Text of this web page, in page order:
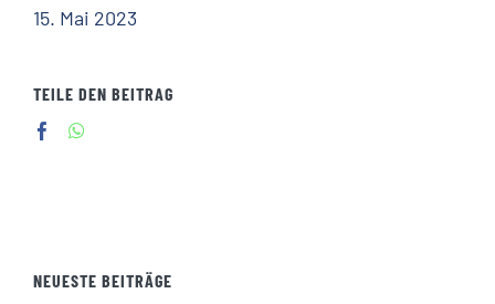
15. Mai 2023
TEILE DEN BEITRAG
NEUESTE BEITRÄGE